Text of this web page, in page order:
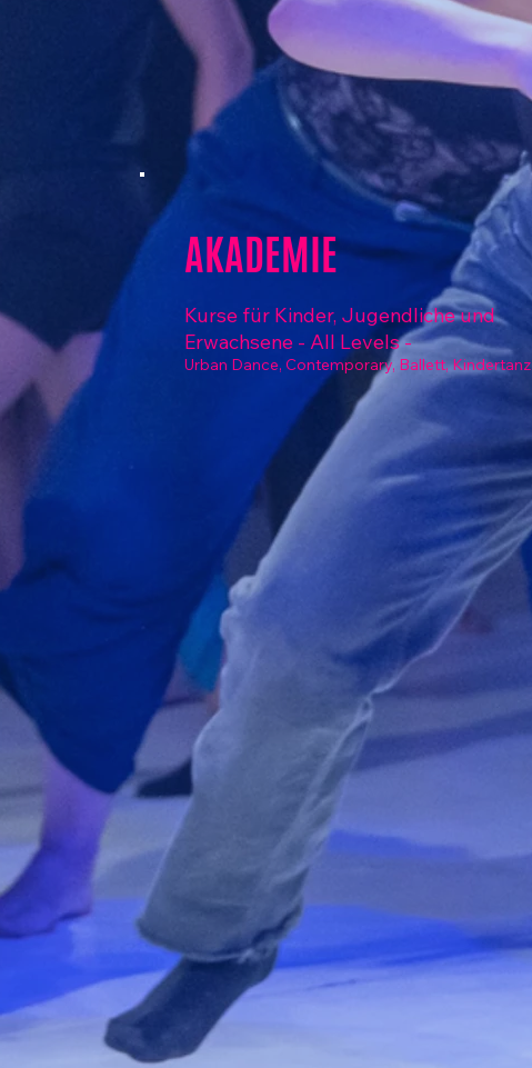
AKADEMIE
Kurse für Kinder, Jugendliche und
Erwachsene - All Levels -
Urban Dance, Contemporary, Ballett, Kindertanz